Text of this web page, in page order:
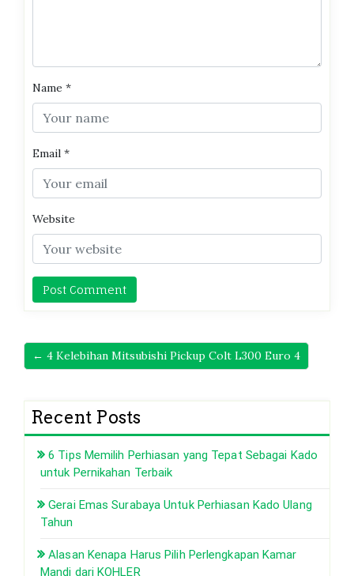
Name *
Email *
Website
← 4 Kelebihan Mitsubishi Pickup Colt L300 Euro 4
Recent Posts
6 Tips Memilih Perhiasan yang Tepat Sebagai Kado
untuk Pernikahan Terbaik
Gerai Emas Surabaya Untuk Perhiasan Kado Ulang
Tahun
Alasan Kenapa Harus Pilih Perlengkapan Kamar
Mandi dari KOHLER